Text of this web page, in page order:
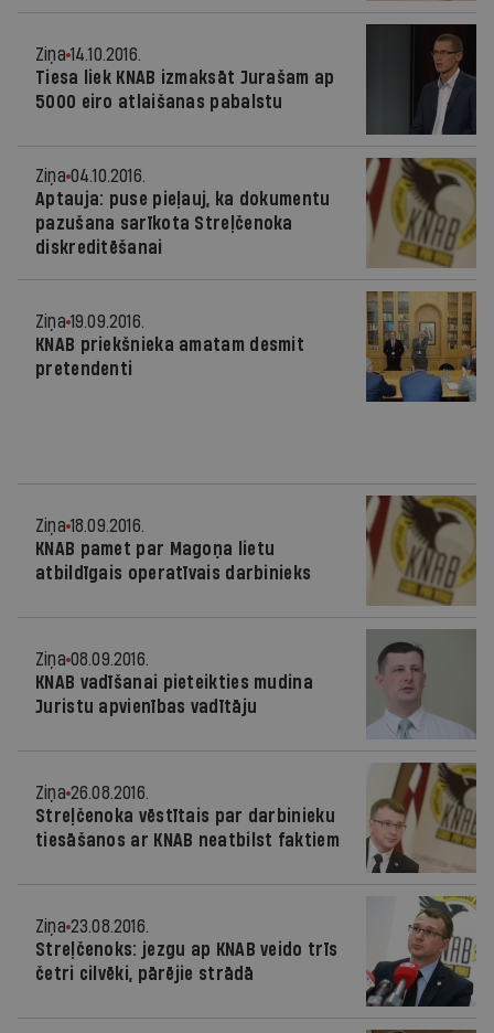
Ziņa 14.10.2016.
Tiesa liek KNAB izmaksāt Jurašam ap
5000 eiro atlaišanas pabalstu
Ziņa 04.10.2016.
Aptauja: puse pieļauj, ka dokumentu
pazušana sarīkota Streļčenoka
diskreditēšanai
Ziņa 19.09.2016.
KNAB priekšnieka amatam desmit
pretendenti
Ziņa 18.09.2016.
KNAB pamet par Magoņa lietu
atbildīgais operatīvais darbinieks
Ziņa 08.09.2016.
KNAB vadīšanai pieteikties mudina
Juristu apvienības vadītāju
Ziņa 26.08.2016.
Streļčenoka vēstītais par darbinieku
tiesāšanos ar KNAB neatbilst faktiem
Ziņa 23.08.2016.
Streļčenoks: jezgu ap KNAB veido trīs
četri cilvēki, pārējie strādā